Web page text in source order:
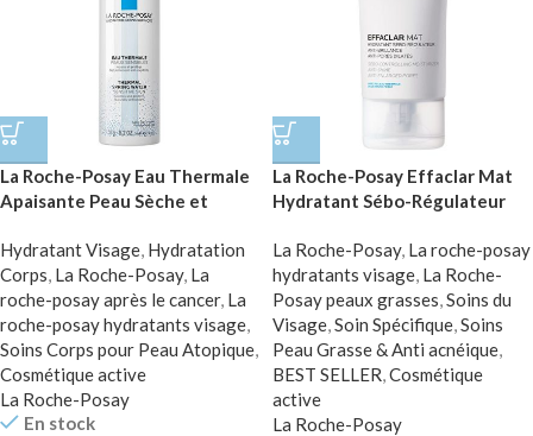
La Roche-Posay Eau Thermale
Apaisante Peau Sèche et
Hydratant Visage, Hydratation
Corps, La Roche-Posay, La
roche-posay après le cancer, La
roche-posay hydratants visage,
Soins Corps pour Peau Atopique,
Cosmétique active
La Roche-Posay
En stock
La Roche-Posay Effaclar Mat
Hydratant Sébo-Régulateur
La Roche-Posay, La roche-posay
hydratants visage, La Roche-
Posay peaux grasses,Soins du
Visage,Soin Spécifique,Soins
Peau Grasse & Anti acnéique,
BEST SELLER,Cosmétique
active
La Roche-Posay